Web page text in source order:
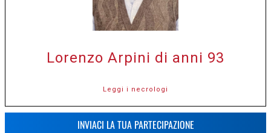
Lorenzo Arpini di anni 93
Leggi i necrologi
INVIACI LA TUA PARTECIPAZIONE